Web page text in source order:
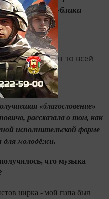
Республики
«благословение»
рассказала о том, как
исполнительской форме
для молодёжи.
что музыка
цирка - мой папа был